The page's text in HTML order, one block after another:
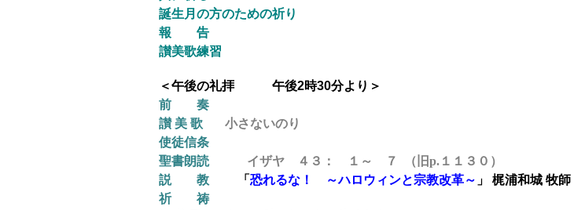
誕生月の方のための祈り
報 告
讃美歌練習
＜午後の礼拝 午後2時30分より ＞
前 奏
讃 美 歌 小さないのり
使徒信条
聖書朗読 イザヤ ４３ ： １～ ７ （旧p. １１３０ ）
説 教
「 恐れるな！ ～ハロウィンと宗教改革～ 」 梶浦和城 牧師
祈 祷